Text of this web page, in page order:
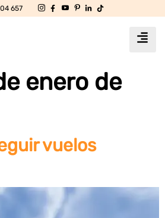
657
enero de
vuelos